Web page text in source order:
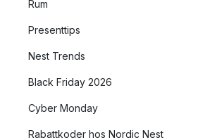
Rum
Presenttips
Nest Trends
Black Friday 2026
Cyber Monday
Rabattkoder hos Nordic Nest